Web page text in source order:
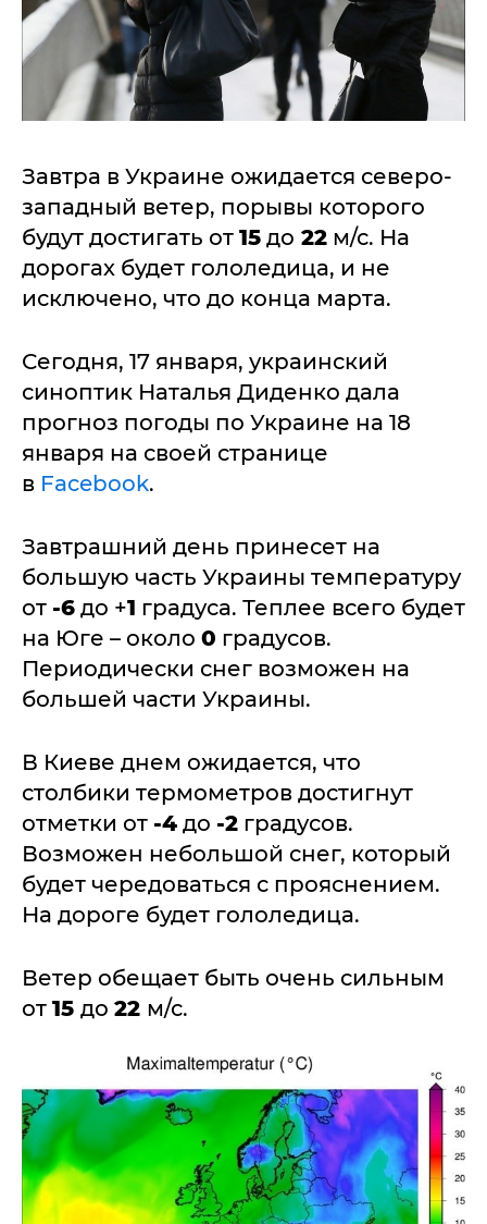
Завтра в Украине ожидается северо-
западный ветер, порывы которого
будут достигать от 15 до 22 м/с. На
дорогах будет гололедица, и не
исключено, что до конца марта.
Сегодня, 17 января, украинский
синоптик Наталья Диденко дала
прогноз погоды по Украине на 18
января на своей странице
в Facebook.
Завтрашний день принесет на
большую часть Украины температуру
от -6 до +1 градуса. Теплее всего будет
на Юге – около 0 градусов.
Периодически снег возможен на
большей части Украины.
В Киеве днем ожидается, что
столбики термометров достигнут
отметки от -4 до -2 градусов.
Возможен небольшой снег, который
будет чередоваться с прояснением.
На дороге будет гололедица.
Ветер обещает быть очень сильным
от 15 до 22 м/с.